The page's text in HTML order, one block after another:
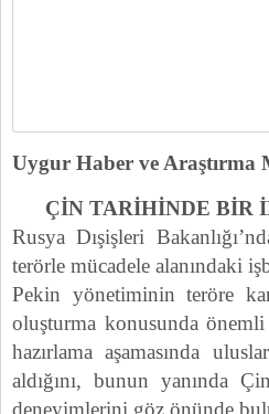
Uygur Haber ve
ÇİN TARİHİNDE BİR
Rusya Dışişleri
terörle mücadele alanındaki
Pekin yönetiminin teröre
oluşturma konusunda önemli
hazırlama aşamasında
aldığını, bunun yanında
deneyimlerini göz önünde